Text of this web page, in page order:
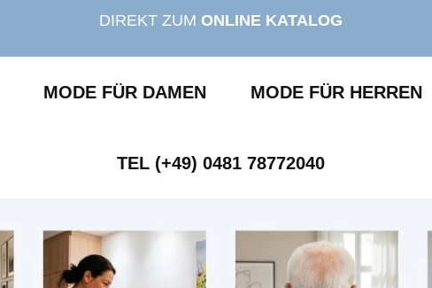
DIREKT ZUM ONLINE KATALOG
MODE FÜR DAMEN MODE FÜR HERREN
TEL (+49) 0481 78772040